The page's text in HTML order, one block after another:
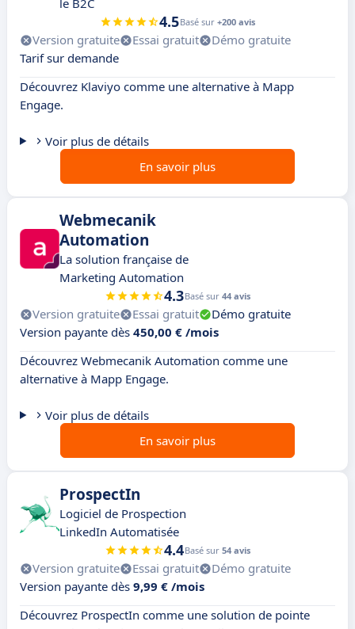
le B2C
4.5Basé sur +200 avis
Version gratuite Essai gratuit
Démo gratuite
Tarif sur demande
Découvrez Klaviyo comme une alternative à Mapp
Engage.
Voir plus de détails
En savoir plus
Webmecanik
Automation
La solution française de
Marketing Automation
4.3Basé sur 44 avis
Version gratuite Essai gratuit
Démo gratuite
Version payante dès 450,00 € /mois
Découvrez Webmecanik Automation comme une
alternative à Mapp Engage.
Voir plus de détails
En savoir plus
ProspectIn
Logiciel de Prospection
LinkedIn Automatisée
4.4Basé sur 54 avis
Version gratuite Essai gratuit
Démo gratuite
Version payante dès 9,99 € /mois
Découvrez ProspectIn comme une solution de pointe